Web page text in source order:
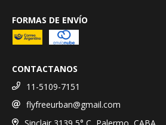
FORMAS DE ENVÍO
CONTACTANOS
11-5109-7151
flyfreeurban@gmail.com